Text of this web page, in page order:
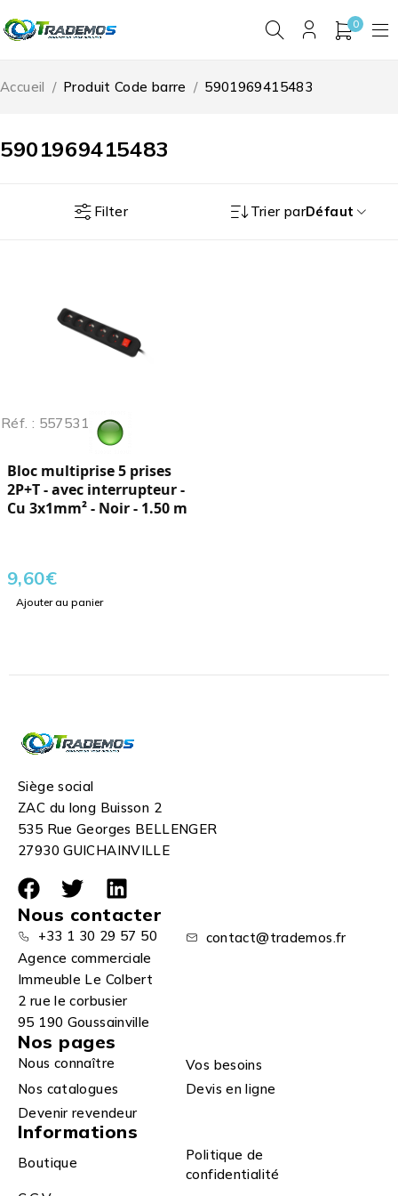
0
5901969415483
Accueil / Produit Code barre / 5901969415483
Filter Trier parDéfaut
Réf. : 557531
Bloc multiprise 5 prises
2P+T - avec interrupteur -
Cu 3x1mm² - Noir - 1.50 m
9,60€
Ajouter au panier
Siège social
ZAC du long Buisson 2
535 Rue Georges BELLENGER
27930 GUICHAINVILLE
Nous contacter
+33 1 30 29 57 50
contact@trademos.fr
Agence commerciale
Immeuble Le Colbert
2 rue le corbusier
95 190 Goussainville
Nos pages
Nous connaître
Vos besoins
Nos catalogues
Devis en ligne
Devenir revendeur
Informations
Boutique
Politique de
confidentialité